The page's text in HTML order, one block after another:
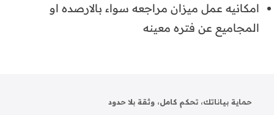
امكانيه عمل ميزان مراجعه سواء بالارصده او
المجاميع عن فتره معينه
حماية بياناتك، تحكم كامل، وثقة بلا حدود